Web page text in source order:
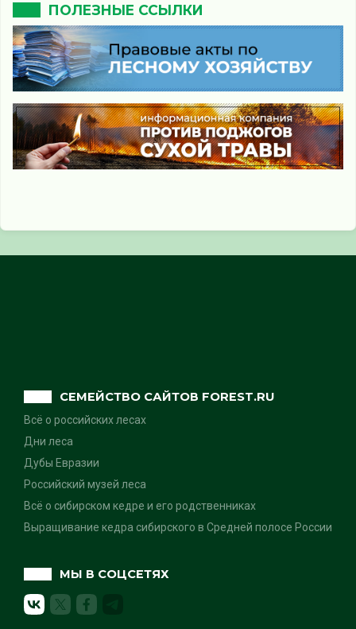
ПОЛЕЗНЫЕ ССЫЛКИ
СЕМЕЙСТВО САЙТОВ FOREST.RU
Всё о российских лесах
Дни леса
Дубы Евразии
Российский музей леса
Всё о сибирском кедре и его родственниках
Выращивание кедра сибирского в Средней полосе России
МЫ В СОЦСЕТЯХ